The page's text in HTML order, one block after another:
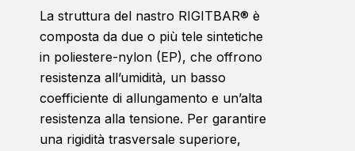
La struttura del nastro RIGITBAR® è
composta da due o più tele sintetiche
in poliestere-nylon (EP), che offrono
resistenza all’umidità, un basso
coefficiente di allungamento e un’alta
resistenza alla tensione. Per garantire
una rigidità trasversale superiore,